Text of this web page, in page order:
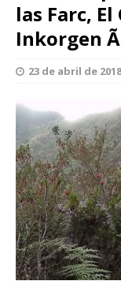
las Farc,
Inkorgen
23 de abril de 2018